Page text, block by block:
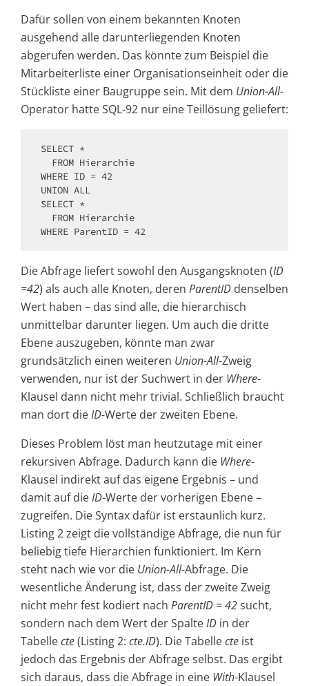
Dafür sollen von einem bekannten Knoten
ausgehend alle darunterliegenden Knoten
abgerufen werden. Das könnte zum Beispiel die
Mitarbeiterliste einer Organisationseinheit oder die
Stückliste einer Baugruppe sein. Mit dem Union-All-
Operator hatte SQL-92 nur eine Teillösung geliefert:
SELECT *
WHERE ID = 42
UNION ALL
SELECT *
WHERE ParentID = 42
Die Abfrage liefert sowohl den Ausgangsknoten (ID
=42) als auch alle Knoten, deren ParentID denselben
Wert haben – das sind alle, die hierarchisch
unmittelbar darunter liegen. Um auch die dritte
Ebene auszugeben, könnte man zwar
grundsätzlich einen weiteren Union-All-Zweig
verwenden, nur ist der Suchwert in der Where-
Klausel dann nicht mehr trivial. Schließlich braucht
man dort dieID-Werte der zweiten Ebene.
Dieses Problem löst man heutzutage mit einer
rekursiven Abfrage. Dadurch kann die Where-
Klausel indirekt auf das eigene Ergebnis – und
damit auf dieID-Werte der vorherigen Ebene –
zugreifen. Die Syntax dafür ist erstaunlich kurz.
Listing 2 zeigt die vollständige Abfrage, die nun für
beliebig tiefe Hierarchien funktioniert. Im Kern
steht nach wie vor die Union-All-Abfrage. Die
wesentliche Änderung ist, dass der zweite Zweig
nicht mehr fest kodiert nach ParentID = 42sucht,
sondern nach dem Wert der SpalteID in der
Tabellecte(Listing 2: cte.ID). Die Tabellecte ist
jedoch das Ergebnis der Abfrage selbst. Das ergibt
sich daraus, dass die Abfrage in eine With-Klausel